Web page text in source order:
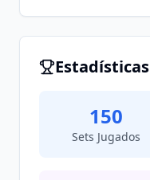
Estadísticas
150
Sets Jugados